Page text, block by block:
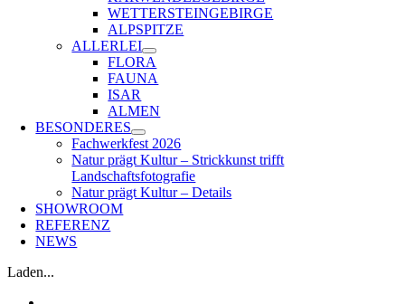
WETTERSTEINGEBIRGE
ALPSPITZE
ALLERLEI
FLORA
FAUNA
ISAR
ALMEN
BESONDERES
Fachwerkfest 2026
Natur prägt Kultur – Strickkunst trifft
Landschaftsfotografie
Natur prägt Kultur – Details
SHOWROOM
REFERENZ
NEWS
Laden...